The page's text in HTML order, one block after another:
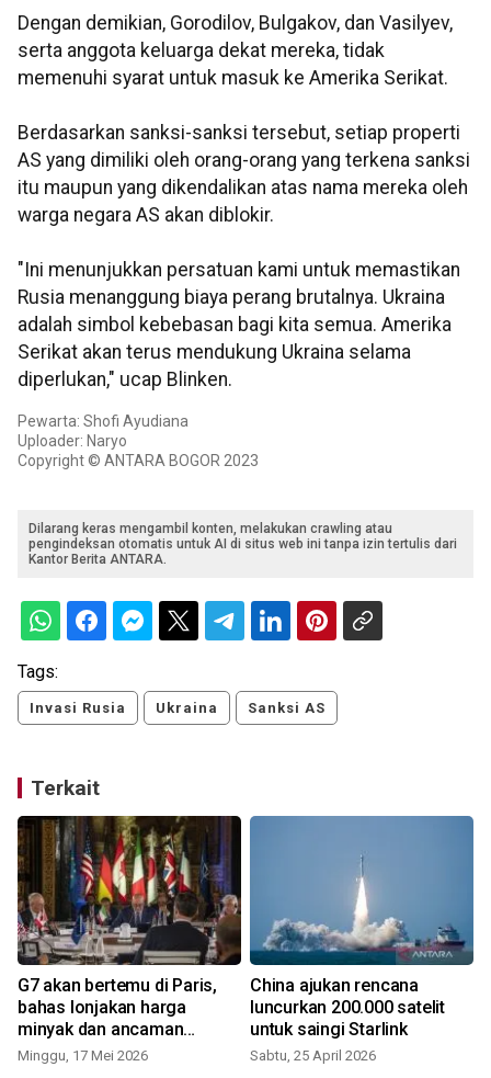
Dengan demikian, Gorodilov, Bulgakov, dan Vasilyev,
serta anggota keluarga dekat mereka, tidak
memenuhi syarat untuk masuk ke Amerika Serikat.
Berdasarkan sanksi-sanksi tersebut, setiap properti
AS yang dimiliki oleh orang-orang yang terkena sanksi
itu maupun yang dikendalikan atas nama mereka oleh
warga negara AS akan diblokir.
"Ini menunjukkan persatuan kami untuk memastikan
Rusia menanggung biaya perang brutalnya. Ukraina
adalah simbol kebebasan bagi kita semua. Amerika
Serikat akan terus mendukung Ukraina selama
diperlukan," ucap Blinken.
Pewarta: Shofi Ayudiana
Uploader: Naryo
Copyright © ANTARA BOGOR 2023
Dilarang keras mengambil konten, melakukan crawling atau
pengindeksan otomatis untuk AI di situs web ini tanpa izin tertulis dari
Kantor Berita ANTARA.
Tags:
Invasi Rusia Ukraina Sanksi AS
Terkait
G7 akan bertemu di Paris,
bahas lonjakan harga
minyak dan ancaman
serangan siber berbasis AI
Minggu, 17 Mei 2026
China ajukan rencana
luncurkan 200.000 satelit
untuk saingi Starlink
Sabtu, 25 April 2026